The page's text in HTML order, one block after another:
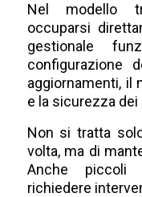
Nel modello
occuparsi
gestionale
configurazione
aggiornamenti, il
e la sicurezza dei
Non si tratta
volta, ma di
Anche piccoli
richiedere